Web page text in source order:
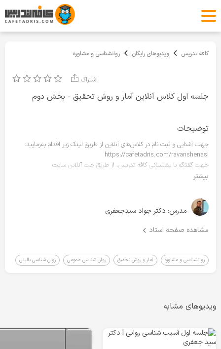
کافه تدریس ویدیوهای رایگان روانشناسی و مشاوره
جلسه اول کلاس آنلاین آمار و روش تحقیق - بخش دوم
اشتراک
توضیحات
جهت آشنایی و ثبت نام در کلاس‌های آنلاین از طریق لینک زیر اقدام بفرمایید:
https://cafetadris.com/ravanshenasi
جهت گفتگو با پشتیبانی کافه تدریس، از طریق چت آنلاین سایت
بیشتر
مدرس: دکتر جواد سیدجعفری
مشاهده صفحه استاد
روانشناسی و مشاوره آمار و روش تحقیق روان شناسی عمومی روان شناسی بالینی
ویدیوهای مشابه